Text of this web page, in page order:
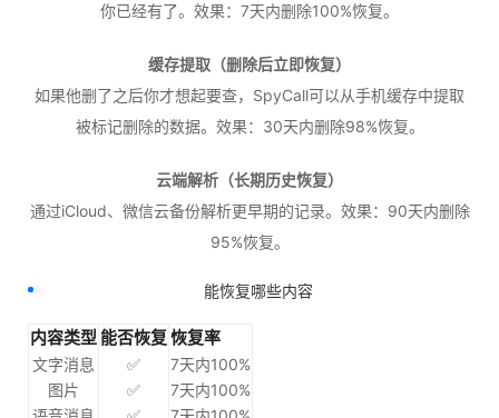
你已经有了。效果：7天内删除100%恢复。
缓存提取（删除后立即恢复）
如果他删了之后你才想起要查，SpyCall可以从手机缓存中提取
被标记删除的数据。效果：30天内删除98%恢复。
云端解析（长期历史恢复）
通过iCloud、微信云备份解析更早期的记录。效果：90天内删除
95%恢复。
能恢复哪些内容
内容类型能否恢复恢复率
文字消息 ✅
7天内100%
图片
✅
7天内100%